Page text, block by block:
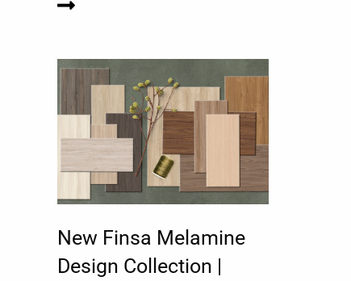
New Finsa Melamine
Design Collection |